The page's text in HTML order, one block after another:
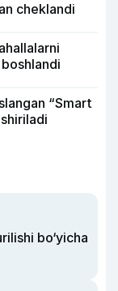
cheklandi
“Smart
bo‘yicha